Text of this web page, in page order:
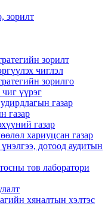
зорилт
зорилт
чиглэл
зорилго
үүрэг
газар
газар
газар
хариуцсан газар
дотоод аудитын
төв лаборатори
хяналтын хэлтэс